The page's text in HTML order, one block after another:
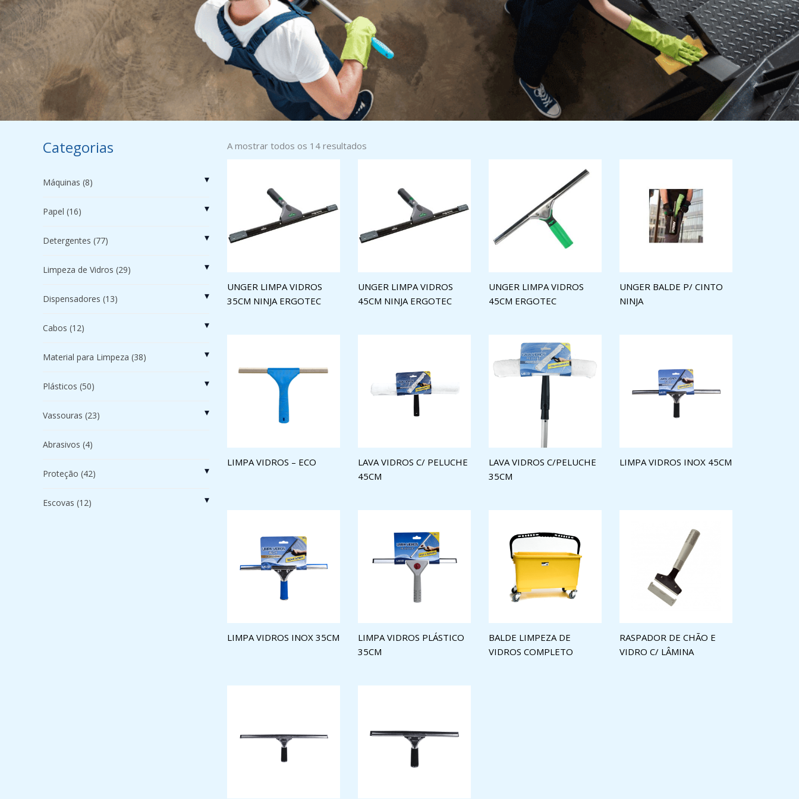
Categorias
Máquinas (8) ▾
Papel (16) ▾
Detergentes (77) ▾
Limpeza de Vidros (29) ▾
Dispensadores (13) ▾
Cabos (12) ▾
Material para Limpeza (38) ▾
Plásticos (50) ▾
Vassouras (23) ▾
Abrasivos (4)
Proteção (42) ▾
Escovas (12) ▾
A mostrar todos os 14 resultados
recentes
UNGER LIMPA VIDROS
35CM NINJA ERGOTEC
UNGER LIMPA VIDROS
45CM NINJA ERGOTEC
UNGER LIMPA VIDROS
45CM ERGOTEC
UNGER BALDE P/ CINTO
NINJA
LIMPA VIDROS – ECO
LAVA VIDROS C/ PELUCHE
45CM
LAVA VIDROS C/PELUCHE
35CM
LIMPA VIDROS INOX 45CM
LIMPA VIDROS INOX 35CM
LIMPA VIDROS PLÁSTICO
35CM
BALDE LIMPEZA DE
VIDROS COMPLETO
RASPADOR DE CHÃO E
VIDRO C/ LÂMINA